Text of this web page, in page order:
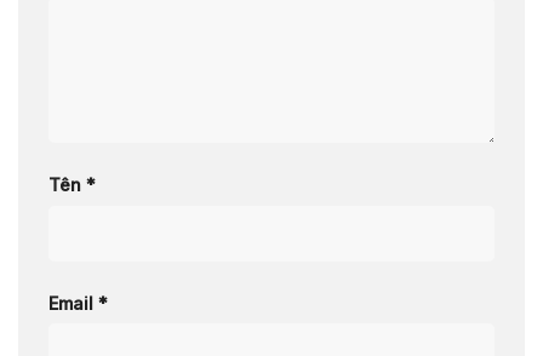
Tên *
Email *